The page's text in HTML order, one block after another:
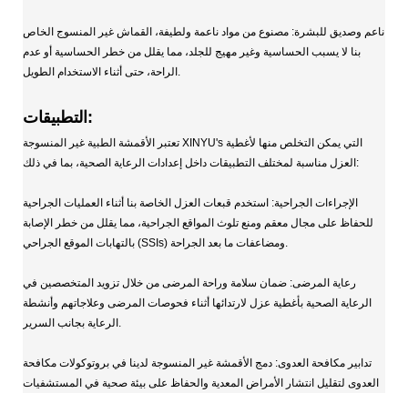
ناعم وصديق للبشرة: مصنوع من مواد ناعمة ولطيفة، القماش غير المنسوج الخاص
بنا لا يسبب الحساسية وغير مهيج للجلد، مما يقلل من خطر الحساسية أو عدم
الراحة، حتى أثناء الاستخدام الطويل.
التطبيقات:
تعتبر الأقمشة الطبية غير المنسوجة XINYU's التي يمكن التخلص منها لأغطية
العزل مناسبة لمختلف التطبيقات داخل إعدادات الرعاية الصحية، بما في ذلك:
الإجراءات الجراحية: استخدم قبعات العزل الخاصة بنا أثناء العمليات الجراحية
للحفاظ على مجال معقم ومنع تلوث المواقع الجراحية، مما يقلل من خطر الإصابة
بالتهابات الموقع الجراحي (SSIs) ومضاعفات ما بعد الجراحة.
رعاية المرضى: ضمان سلامة وراحة المرضى من خلال تزويد المتخصصين في
الرعاية الصحية بأغطية عزل لارتدائها أثناء فحوصات المرضى وعلاجاتهم وأنشطة
الرعاية بجانب السرير.
تدابير مكافحة العدوى: دمج الأقمشة غير المنسوجة لدينا في بروتوكولات مكافحة
العدوى لتقليل انتشار الأمراض المعدية والحفاظ على بيئة صحية في المستشفيات